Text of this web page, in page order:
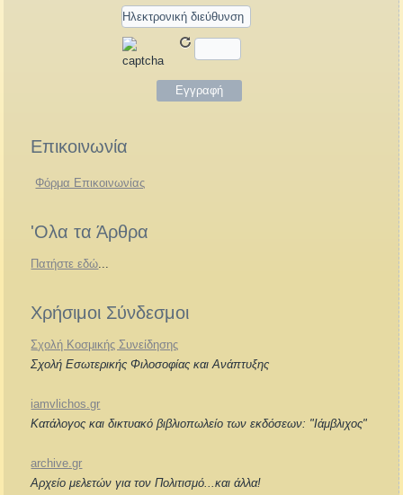
Επικοινωνία
Φόρμα Επικοινωνίας
'Ολα τα Άρθρα
Πατήστε εδώ...
Χρήσιμοι Σύνδεσμοι
Σχολή Κοσμικής Συνείδησης
Σχολή Εσωτερικής Φιλοσοφίας και Ανάπτυξης
iamvlichos.gr
Κατάλογος και δικτυακό βιβλιοπωλείο των εκδόσεων: "Ιάμβλιχος"
archive.gr
Αρχείο μελετών για τον Πολιτισμό...και άλλα!